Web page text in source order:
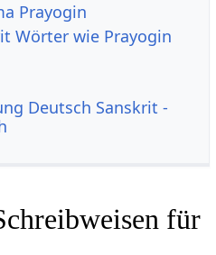
Prayogin
Wörter wie Prayogin
Deutsch Sanskrit -
für